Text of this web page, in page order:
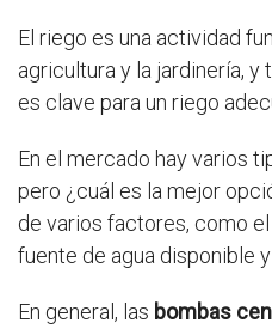
El riego es una actividad
agricultura y la jardinería,
es clave para un riego
En el mercado hay varios
pero ¿cuál es la mejor
de varios factores, como
fuente de agua disponible
En general, las bombas